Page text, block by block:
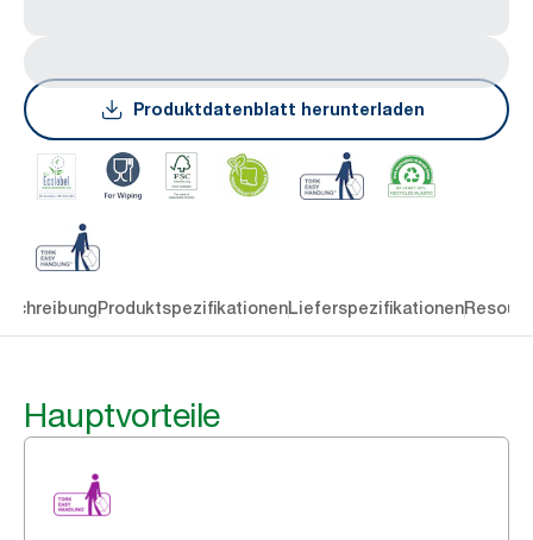
Produktdatenblatt herunterladen
ProduktspezifikationenLieferspezifikationen
Hauptvorteile